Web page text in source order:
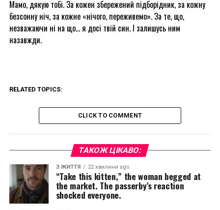
Мамо, дякую тобі. За кожен збережений підборідник, за кожну
безсонну ніч, за кожне «нічого, переживемо». За те, що,
незважаючи ні на що… я досі твій син. І залишусь ним
назавжди.
RELATED TOPICS:
CLICK TO COMMENT
ТАКОЖ ЦІКАВО:
З ЖИТТЯ 22 хвилини ago
“Take this kitten,” the woman begged at
the market. The passerby’s reaction
shocked everyone.